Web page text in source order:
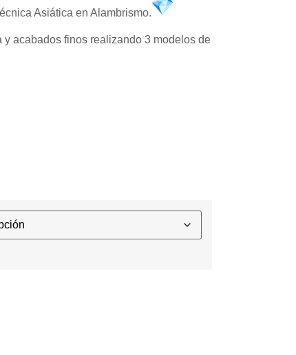
Asiática en Alambrismo.
y acabados finos realizando 3 modelos de